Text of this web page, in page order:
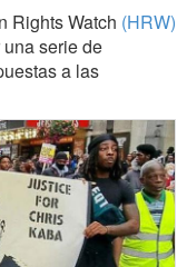
Rights Watch (HRW)
una serie de
a las